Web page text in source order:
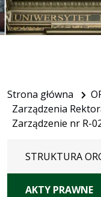
Strona główna
Zarządzenia
Zarządzenie nr R-
STRUKTURA
AKTY PRAWNE